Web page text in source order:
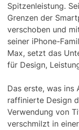
Spitzenleistung.
Grenzen der
verschoben und
seiner iPhone-
Max, setzt das
für Design,
Das erste, was ins
raffinierte Design
Verwendung von
verschmilzt in